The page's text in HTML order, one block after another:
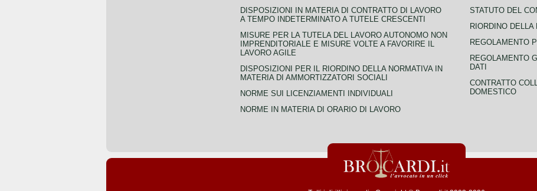
DISPOSIZIONI IN MATERIA DI CONTRATTO DI LAVORO
A TEMPO INDETERMINATO A TUTELE CRESCENTI
MISURE PER LA TUTELA DEL LAVORO AUTONOMO NON
IMPRENDITORIALE E MISURE VOLTE A FAVORIRE IL
LAVORO AGILE
DISPOSIZIONI PER IL RIORDINO DELLA NORMATIVA IN
MATERIA DI AMMORTIZZATORI SOCIALI
NORME SUI LICENZIAMENTI INDIVIDUALI
NORME IN MATERIA DI ORARIO DI LAVORO
STATUTO DEL
RIORDINO
REGOLAMENTO
REGOLAMENTO
DATI
CONTRATTO
DOMESTICO